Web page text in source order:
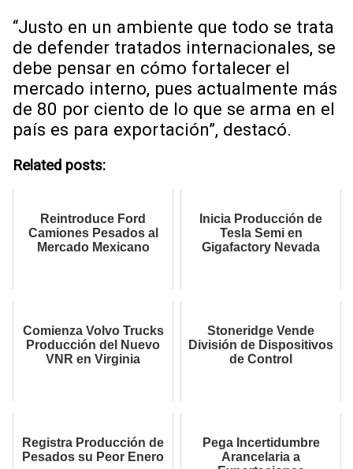
“Justo en un ambiente que todo se trata
de defender tratados internacionales, se
debe pensar en cómo fortalecer el
mercado interno, pues actualmente más
de 80 por ciento de lo que se arma en el
país es para exportación”, destacó.
Related posts:
Reintroduce Ford
Camiones Pesados al
Mercado Mexicano
Inicia Producción de
Tesla Semi en
Gigafactory Nevada
Comienza Volvo Trucks
Producción del Nuevo
VNR en Virginia
Stoneridge Vende
División de Dispositivos
de Control
Registra Producción de
Pesados su Peor Enero
Pega Incertidumbre
Arancelaria a